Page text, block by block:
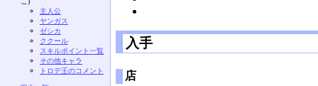
入手
店
主人公
ヤンガス
ゼシカ
ククール
スキルポイント一覧
その他キャラ
トロデ王のコメント